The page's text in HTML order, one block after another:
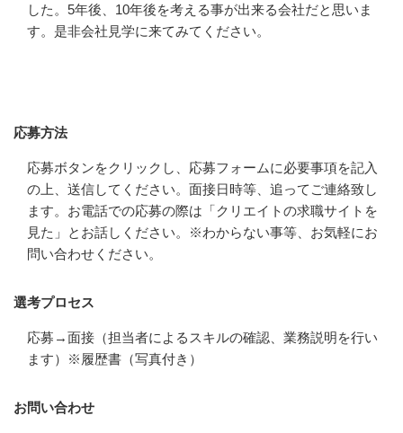
した。5年後、10年後を考える事が出来る会社だと思いま
す。是非会社見学に来てみてください。
応募方法
応募ボタンをクリックし、応募フォームに必要事項を記入
の上、送信してください。面接日時等、追ってご連絡致し
ます。お電話での応募の際は「クリエイトの求職サイトを
見た」とお話しください。※わからない事等、お気軽にお
問い合わせください。
選考プロセス
応募→面接（担当者によるスキルの確認、業務説明を行い
ます）※履歴書（写真付き）
お問い合わせ